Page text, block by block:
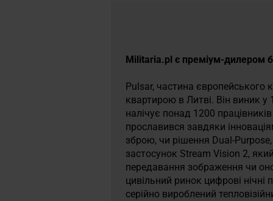
Militaria.pl є преміум-дилером
Pulsar, частина європейського
квартирою в Литві. Він виник у
налічує понад 1200
прославився завдяки
зброю, чи рішення Dual-
застосунок Stream Vision 2,
передавання зображення чи
цивільний ринок цифрові
серійно вироблений